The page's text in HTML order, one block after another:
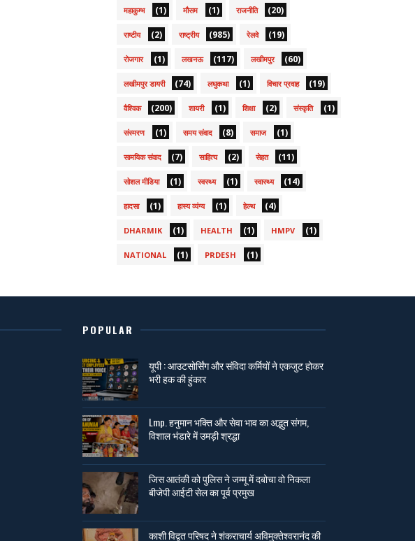
महाकुम्भ (1) मौसम (1) राजनीति (20)
राष्टीय (2) राष्ट्रीय (985) रेलवे (19)
रोजगार (1) लखनऊ (117) लखीमपुर (60)
लखीमपुर डायरी (74) लघुकथा (1) विचार प्रवाह (19)
वैश्विक (200) शायरी (1) शिक्षा (2) संस्कृति (1)
संस्मरण (1) समय संवाद (8) समाज (1)
सामयिक संवाद (7) साहित्य (2) सेहत (11)
सोशल मीडिया (1) स्वस्थ्य (1) स्वास्थ्य (14)
हादसा (1) हास्य व्यंग्य (1) हेल्थ (4)
DHARMIK (1) HEALTH (1) HMPV (1)
NATIONAL (1) PRDESH (1)
POPULAR
यूपी : आउटसोर्सिंग और संविदा कर्मियों ने एकजुट होकर
भरी हक की हुंकार
Lmp. हनुमान भक्ति और सेवा भाव का अद्भुत संगम,
विशाल भंडारे में उमड़ी श्रद्धा
जिस आतंकी को पुलिस ने जम्मू में दबोचा वो निकला
बीजेपी आईटी सेल का पूर्व प्रमुख
काशी विद्वत परिषद ने शंकराचार्य अविमुक्तेश्वरानंद की